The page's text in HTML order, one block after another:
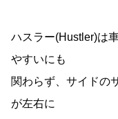
ハスラー(Hustler)は
やすいにも
関わらず、サイドの
が左右に